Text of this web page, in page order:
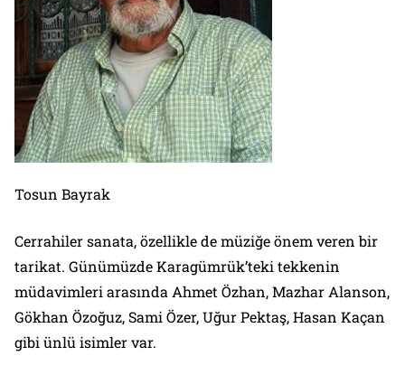
Tosun Bayrak
Cerrahiler sanata, özellikle de müziğe önem veren bir
tarikat. Günümüzde Karagümrük’teki tekkenin
müdavimleri arasında Ahmet Özhan, Mazhar Alanson,
Gökhan Özoğuz, Sami Özer, Uğur Pektaş, Hasan Kaçan
gibi ünlü isimler var.